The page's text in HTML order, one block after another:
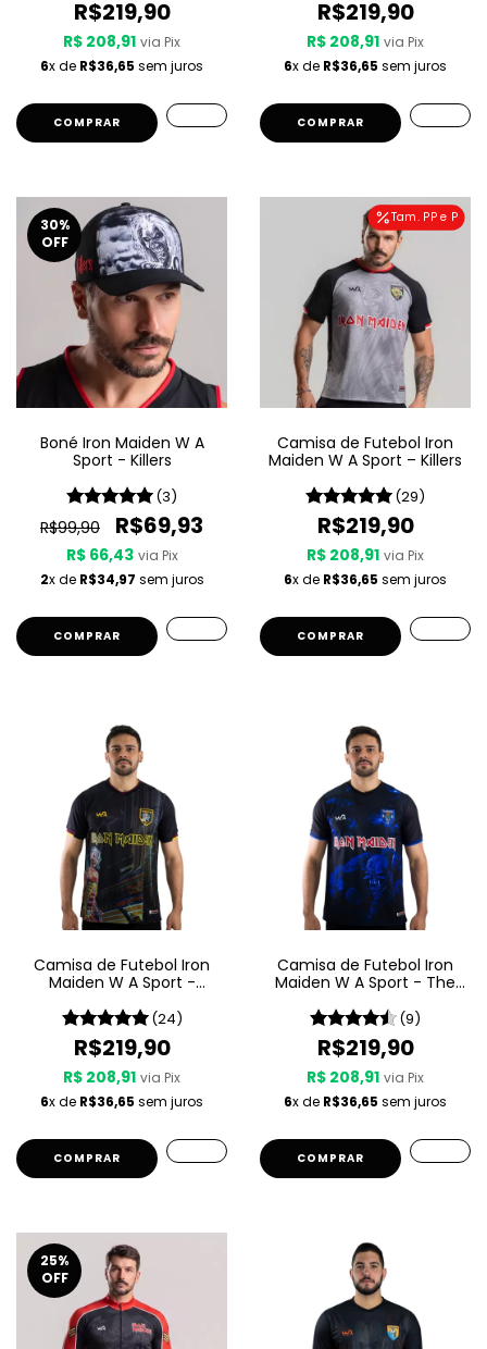
R$219,90
R$ 208,91 via Pix
6x de R$36,65 sem juros
COMPRAR
R$219,90
R$ 208,91 via Pix
6x de R$36,65 sem juros
COMPRAR
30%
OFF
Boné Iron Maiden W A
Sport - Killers
(3)
R$99,90 R$69,93
R$ 66,43 via Pix
2x de R$34,97 sem juros
Tam. PP e P
Camisa de Futebol Iron
Maiden W A Sport – Killers
(29)
R$219,90
R$ 208,91 via Pix
6x de R$36,65 sem juros
COMPRAR
Camisa de Futebol Iron
Maiden W A Sport -
(24)
R$219,90
R$ 208,91 via Pix
6x de R$36,65 sem juros
COMPRAR
Camisa de Futebol Iron
Maiden W A Sport - The
(9)
R$219,90
R$ 208,91 via Pix
6x de R$36,65 sem juros
COMPRAR
25%
OFF